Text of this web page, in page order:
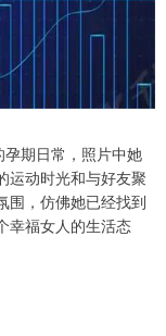
期日常，照片中她
运动时光和与好友聚
围，仿佛她已经找到
幸福女人的生活态